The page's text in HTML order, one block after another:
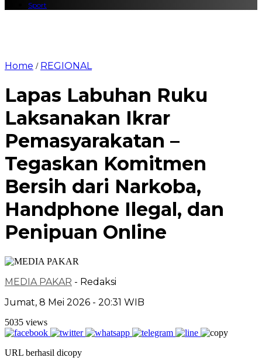
Sport
Home / REGIONAL
Lapas Labuhan Ruku
Laksanakan Ikrar
Pemasyarakatan –
Tegaskan Komitmen
Bersih dari Narkoba,
Handphone Ilegal, dan
Penipuan Online
MEDIA PAKAR - Redaksi
Jumat, 8 Mei 2026 - 20:31 WIB
5035 views
URL berhasil dicopy